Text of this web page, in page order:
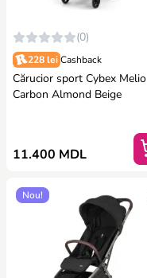
(0)
228 lei Cashback
Cărucior sport Cybex Melio
Carbon Almond Beige
11.400 MDL
Nou!